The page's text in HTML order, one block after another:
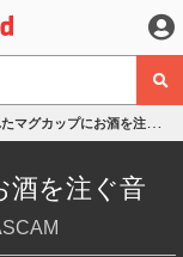
マグカップにお酒を注ぐ音
酒を注ぐ音